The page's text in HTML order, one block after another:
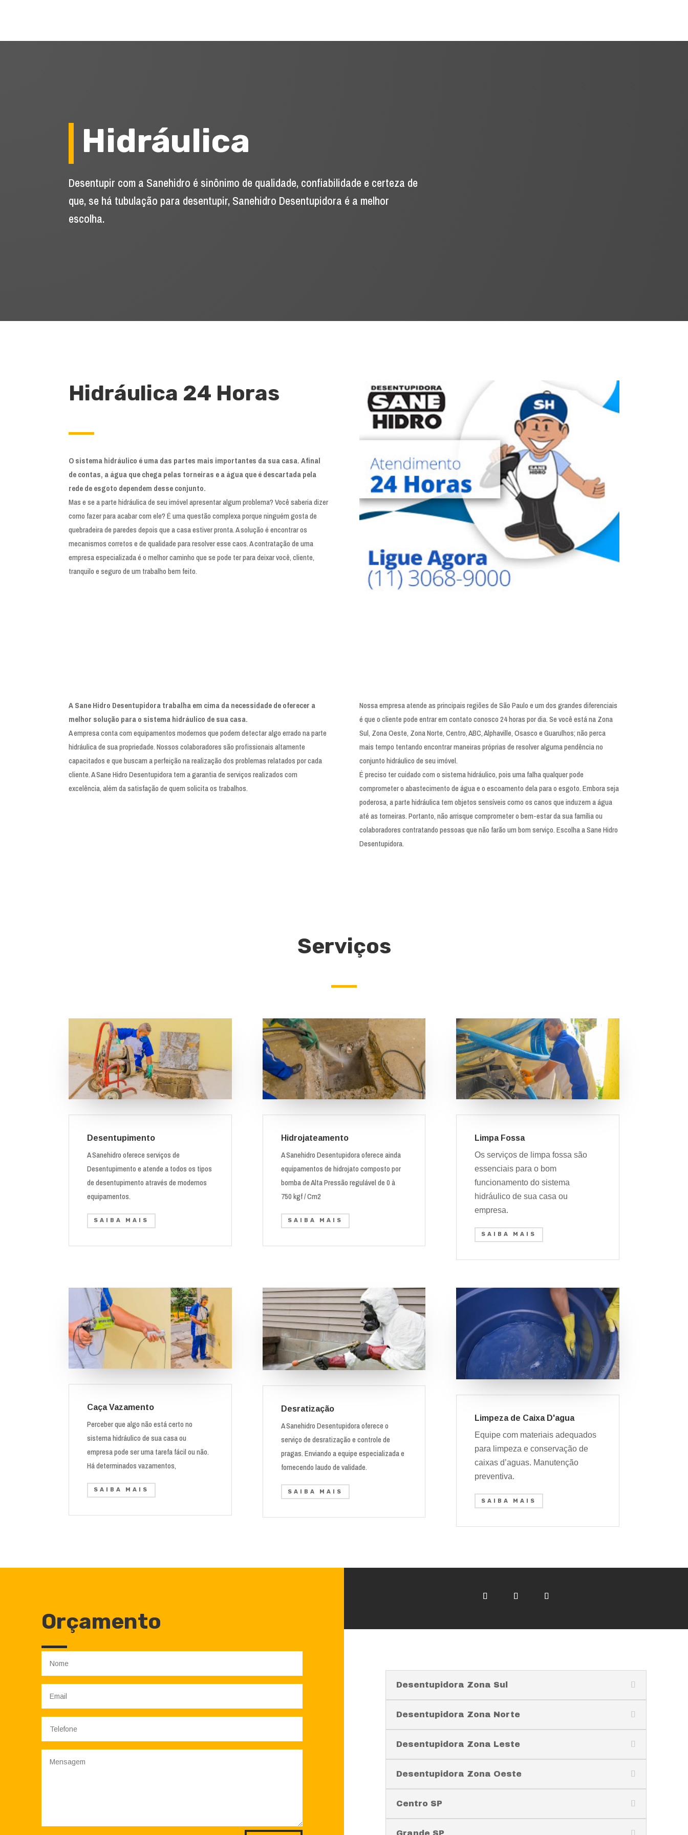
Hidráulica
Desentupir com a Sanehidro é sinônimo de qualidade, confiabilidade e certeza de
que, se há tubulação para desentupir, Sanehidro Desentupidora é a melhor
escolha.
Hidráulica 24 Horas
O sistema hidráulico é uma das partes mais importantes da sua casa. Afinal
de contas, a água que chega pelas torneiras e a água que é descartada pela
rede de esgoto dependem desse conjunto.
Mas e se a parte hidráulica de seu imóvel apresentar algum problema? Você saberia dizer
como fazer para acabar com ele? É uma questão complexa porque ninguém gosta de
quebradeira de paredes depois que a casa estiver pronta. A solução é encontrar os
mecanismos corretos e de qualidade para resolver esse caos. A contratação de uma
empresa especializada é o melhor caminho que se pode ter para deixar você, cliente,
tranquilo e seguro de um trabalho bem feito.
A Sane Hidro Desentupidora trabalha em cima da necessidade de oferecer a
melhor solução para o sistema hidráulico de sua casa.
A empresa conta com equipamentos modernos que podem detectar algo errado na parte
hidráulica de sua propriedade. Nossos colaboradores são profissionais altamente
capacitados e que buscam a perfeição na realização dos problemas relatados por cada
cliente. A Sane Hidro Desentupidora tem a garantia de serviços realizados com
excelência, além da satisfação de quem solicita os trabalhos.
Nossa empresa atende as principais regiões de São Paulo e um dos grandes diferenciais
é que o cliente pode entrar em contato conosco 24 horas por dia. Se você está na Zona
Sul, Zona Oeste, Zona Norte, Centro, ABC, Alphaville, Osasco e Guarulhos; não perca
mais tempo tentando encontrar maneiras próprias de resolver alguma pendência no
conjunto hidráulico de seu imóvel.
É preciso ter cuidado com o sistema hidráulico, pois uma falha qualquer pode
comprometer o abastecimento de água e o escoamento dela para o esgoto. Embora seja
poderosa, a parte hidráulica tem objetos sensíveis como os canos que induzem a água
até as torneiras. Portanto, não arrisque comprometer o bem-estar da sua família ou
colaboradores contratando pessoas que não farão um bom serviço. Escolha a Sane Hidro
Desentupidora.
Serviços
Desentupimento
A Sanehidro oferece serviços de
Desentupimento e atende a todos os tipos
de desentupimento através de modernos
equipamentos.
SAIBA MAIS
Hidrojateamento
A Sanehidro Desentupidora oferece ainda
equipamentos de hidrojato composto por
bomba de Alta Pressão regulável de 0 à
750 kgf / Cm2
SAIBA MAIS
Limpa Fossa
Os serviços de limpa fossa são
essenciais para o bom
funcionamento do sistema
hidráulico de sua casa ou
empresa.
SAIBA MAIS
Caça Vazamento
Perceber que algo não está certo no
sistema hidráulico de sua casa ou
empresa pode ser uma tarefa fácil ou não.
Há determinados vazamentos,
SAIBA MAIS
Desratização
A Sanehidro Desentupidora oferece o
serviço de desratização e controle de
pragas. Enviando a equipe especializada e
fornecendo laudo de validade.
SAIBA MAIS
Limpeza de Caixa D'agua
Equipe com materiais adequados
para limpeza e conservação de
caixas d’aguas. Manutenção
preventiva.
SAIBA MAIS
Orçamento
Desentupidora Zona Sul
Desentupidora Zona Norte
Desentupidora Zona Leste
Desentupidora Zona Oeste
Centro SP